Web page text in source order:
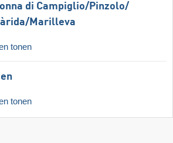
di Campiglio/​Pinzolo/​
​Marilleva
tonen
tonen